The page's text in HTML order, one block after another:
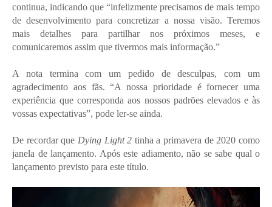
continua, indicando que “infelizmente precisamos de mais tempo
de desenvolvimento para concretizar a nossa visão. Teremos
mais detalhes para partilhar nos próximos meses, e
comunicaremos assim que tivermos mais informação.”
A nota termina com um pedido de desculpas, com um
agradecimento aos fãs. “A nossa prioridade é fornecer uma
experiência que corresponda aos nossos padrões elevados e às
vossas expectativas”, pode ler-se ainda.
De recordar que Dying Light 2 tinha a primavera de 2020 como
janela de lançamento. Após este adiamento, não se sabe qual o
lançamento previsto para este título.